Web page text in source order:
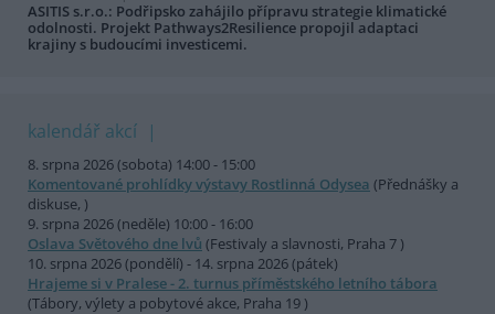
ASITIS s.r.o.: Podřipsko zahájilo přípravu strategie klimatické
odolnosti. Projekt Pathways2Resilience propojil adaptaci
krajiny s budoucími investicemi.
kalendář akcí
8. srpna 2026 (sobota) 14:00 - 15:00
Komentované prohlídky výstavy Rostlinná Odysea (Přednášky a
diskuse, )
9. srpna 2026 (neděle) 10:00 - 16:00
Oslava Světového dne lvů (Festivaly a slavnosti, Praha 7 )
10. srpna 2026 (pondělí) - 14. srpna 2026 (pátek)
Hrajeme si v Pralese - 2. turnus příměstského letního tábora
(Tábory, výlety a pobytové akce, Praha 19 )